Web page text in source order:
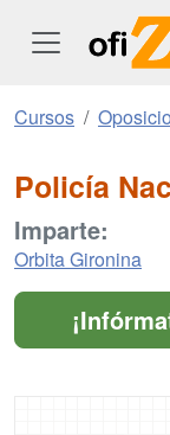
Cursos
Policía
Imparte:
Orbita Gironina